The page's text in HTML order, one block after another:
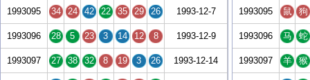
1993095 34 24 42 22 35 29 26 1993-12-7
1993096 28 5 23 3 14 12 8 1993-12-9
1993097 27 38 32 8 19 3 26 1993-12-14
1993095 鼠 狗
1993096 马 蛇
1993097 羊 猴